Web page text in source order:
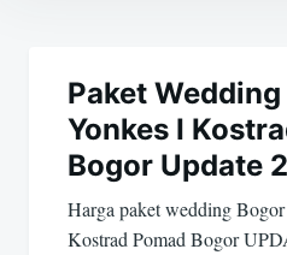
posPaket
Yonkes I
Bogor Update
Harga paket wedding
Kostrad Pomad Bogor